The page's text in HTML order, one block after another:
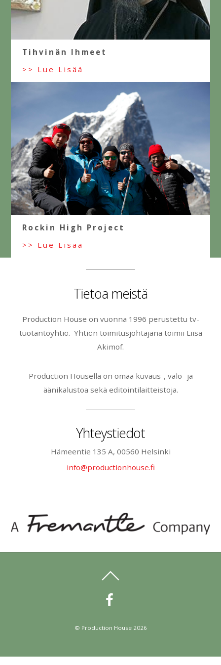
Tihvinän Ihmeet
>> Lue Lisää
Rockin High Project
>> Lue Lisää
Tietoa meistä
Production House on vuonna 1996 perustettu tv-
tuotantoyhtiö. Yhtiön toimitusjohtajana toimii Liisa
Akimof.
Production Housella on omaa kuvaus-, valo- ja
äänikalustoa sekä editointilaitteistoja.
Yhteystiedot
Hämeentie 135 A, 00560 Helsinki
info@productionhouse.fi
© Production House2026